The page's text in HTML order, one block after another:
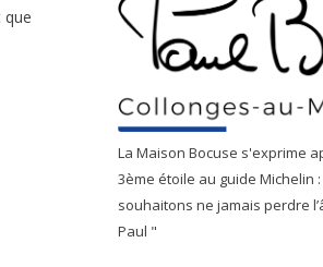
que
La Maison Bocuse s'exprime
3ème étoile au guide Michelin
souhaitons ne jamais perdre
Paul "